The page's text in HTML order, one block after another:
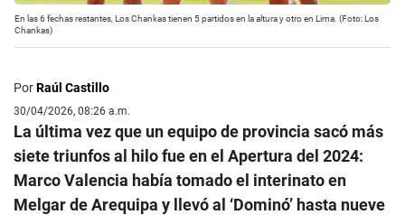
En las 6 fechas restantes, Los Chankas tienen 5 partidos en la altura y otro en Lima. (Foto: Los
Chankas)
PorRaúl Castillo
30/04/2026, 08:26 a.m.
La última vez que un equipo de provincia sacó más
siete triunfos al hilo fue en el Apertura del 2024:
Marco Valencia había tomado el interinato en
Melgar de Arequipa y llevó al ‘Dominó’ hasta nueve